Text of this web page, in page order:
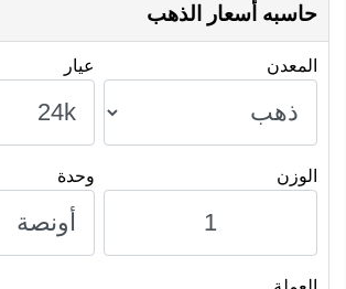
حاسبه أسعار الذهب
المعدن عيار
الوزن وحدة